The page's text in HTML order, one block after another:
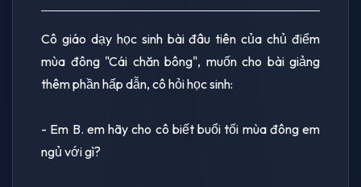
Cô giáo dạy học sinh bài đâu tiên của chủ điểm
mùa đông "Cái chăn bông", muốn cho bài giảng
thêm phần hấp dẫn, cô hỏi học sinh:
- Em B. em hãy cho cô biết buổi tối mùa đông em
ngủ với gì?